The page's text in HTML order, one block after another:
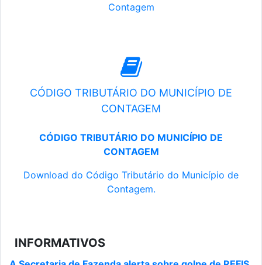
Contagem
CÓDIGO TRIBUTÁRIO DO MUNICÍPIO DE
CONTAGEM
CÓDIGO TRIBUTÁRIO DO MUNICÍPIO DE
CONTAGEM
Download do Código Tributário do Município de
Contagem.
INFORMATIVOS